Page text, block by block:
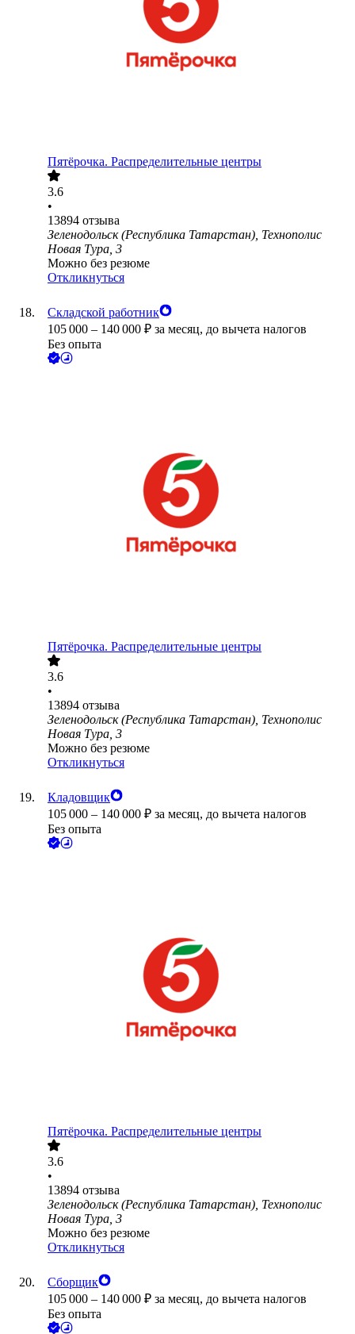
Пятёрочка. Распределительные центры
3.6
•
13894 отзыва
Зеленодольск (Республика Татарстан), Технополис
Новая Тура, 3
Можно без резюме
Откликнуться
Складской работник
105 000 – 140 000 ₽ за месяц, до вычета налогов
Без опыта
Пятёрочка. Распределительные центры
3.6
•
13894 отзыва
Зеленодольск (Республика Татарстан), Технополис
Новая Тура, 3
Можно без резюме
Откликнуться
Кладовщик
105 000 – 140 000 ₽ за месяц, до вычета налогов
Без опыта
Пятёрочка. Распределительные центры
3.6
•
13894 отзыва
Зеленодольск (Республика Татарстан), Технополис
Новая Тура, 3
Можно без резюме
Откликнуться
Сборщик
105 000 – 140 000 ₽ за месяц, до вычета налогов
Без опыта